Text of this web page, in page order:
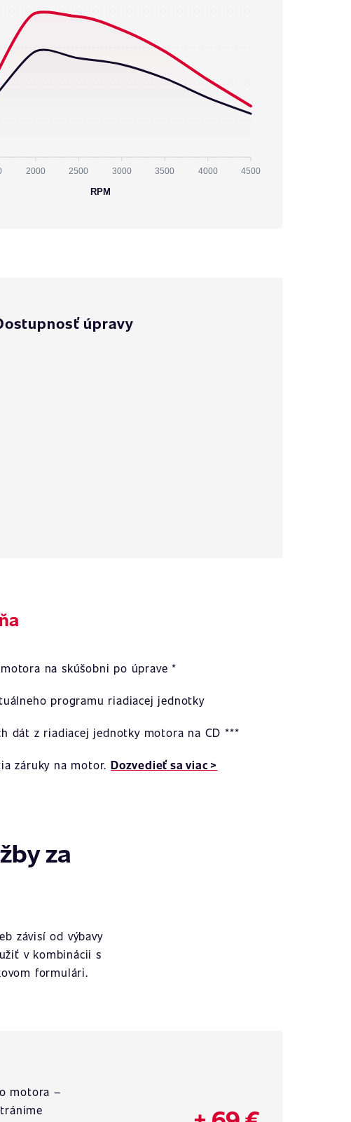
2000 2500 3000 3500 4000 4500
RPM
úpravy
na skúšobni po úprave *
programu riadiacej jednotky
dát z riadiacej jednotky motora na CD ***
záruky na motor. Dozvedieť sa viac >
za
závisí od výbavy
v kombinácii s
formulári.
motora –